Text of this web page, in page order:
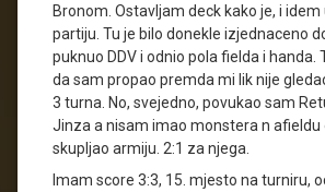
Bronom. Ostavljam deck kako je, i idem
partiju. Tu je bilo donekle izjednaceno
puknuo DDV i odnio pola fielda i handa.
da sam propao premda mi lik nije
3 turna. No, svejedno, povukao sam
Jinza a nisam imao monstera n afieldu
skupljao armiju. 2:1 za njega.
Imam score 3:3, 15. mjesto na turniru,